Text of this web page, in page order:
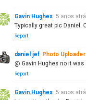
Gavin Hughes 5 anos
Typically great pic Daniel.
Report
daniel jef Photo Uploader
@ Gavin Hughes no it was
Report
Gavin Hughes 5 anos